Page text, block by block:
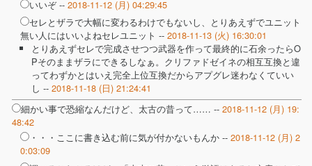
いいぞ -- 2018-11-12 (月) 04:29:45
セレとザラで大幅に変わるわけでもないし、とりあえずでユニット
無い人にはいいよねセレユニット -- 2018-11-13 (火) 16:30:01
とりあえずセレで完成させつつ武器を作って最終的に石余ったらO
Pそのままザラにできるしなぁ。クリファドゼイネの相互互換と違
ってわずかとはいえ完全上位互換だからアプグレ迷わなくていい
し -- 2018-11-18 (日) 21:24:41
細かい事で恐縮なんだけど、太古の昔って…… -- 2018-11-12 (月) 19:
48:42
・・・ここに書き込む前に気が付かないもんか -- 2018-11-12 (月) 2
0:03:09